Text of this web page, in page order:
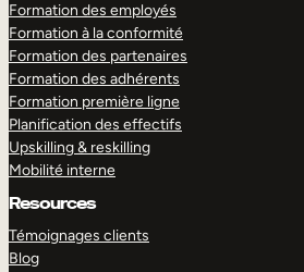
Formation des employés
Formation à la conformité
Formation des partenaires
Formation des adhérents
Formation première ligne
Planification des effectifs
Upskilling & reskilling
Mobilité interne
Resources
Témoignages clients
Blog